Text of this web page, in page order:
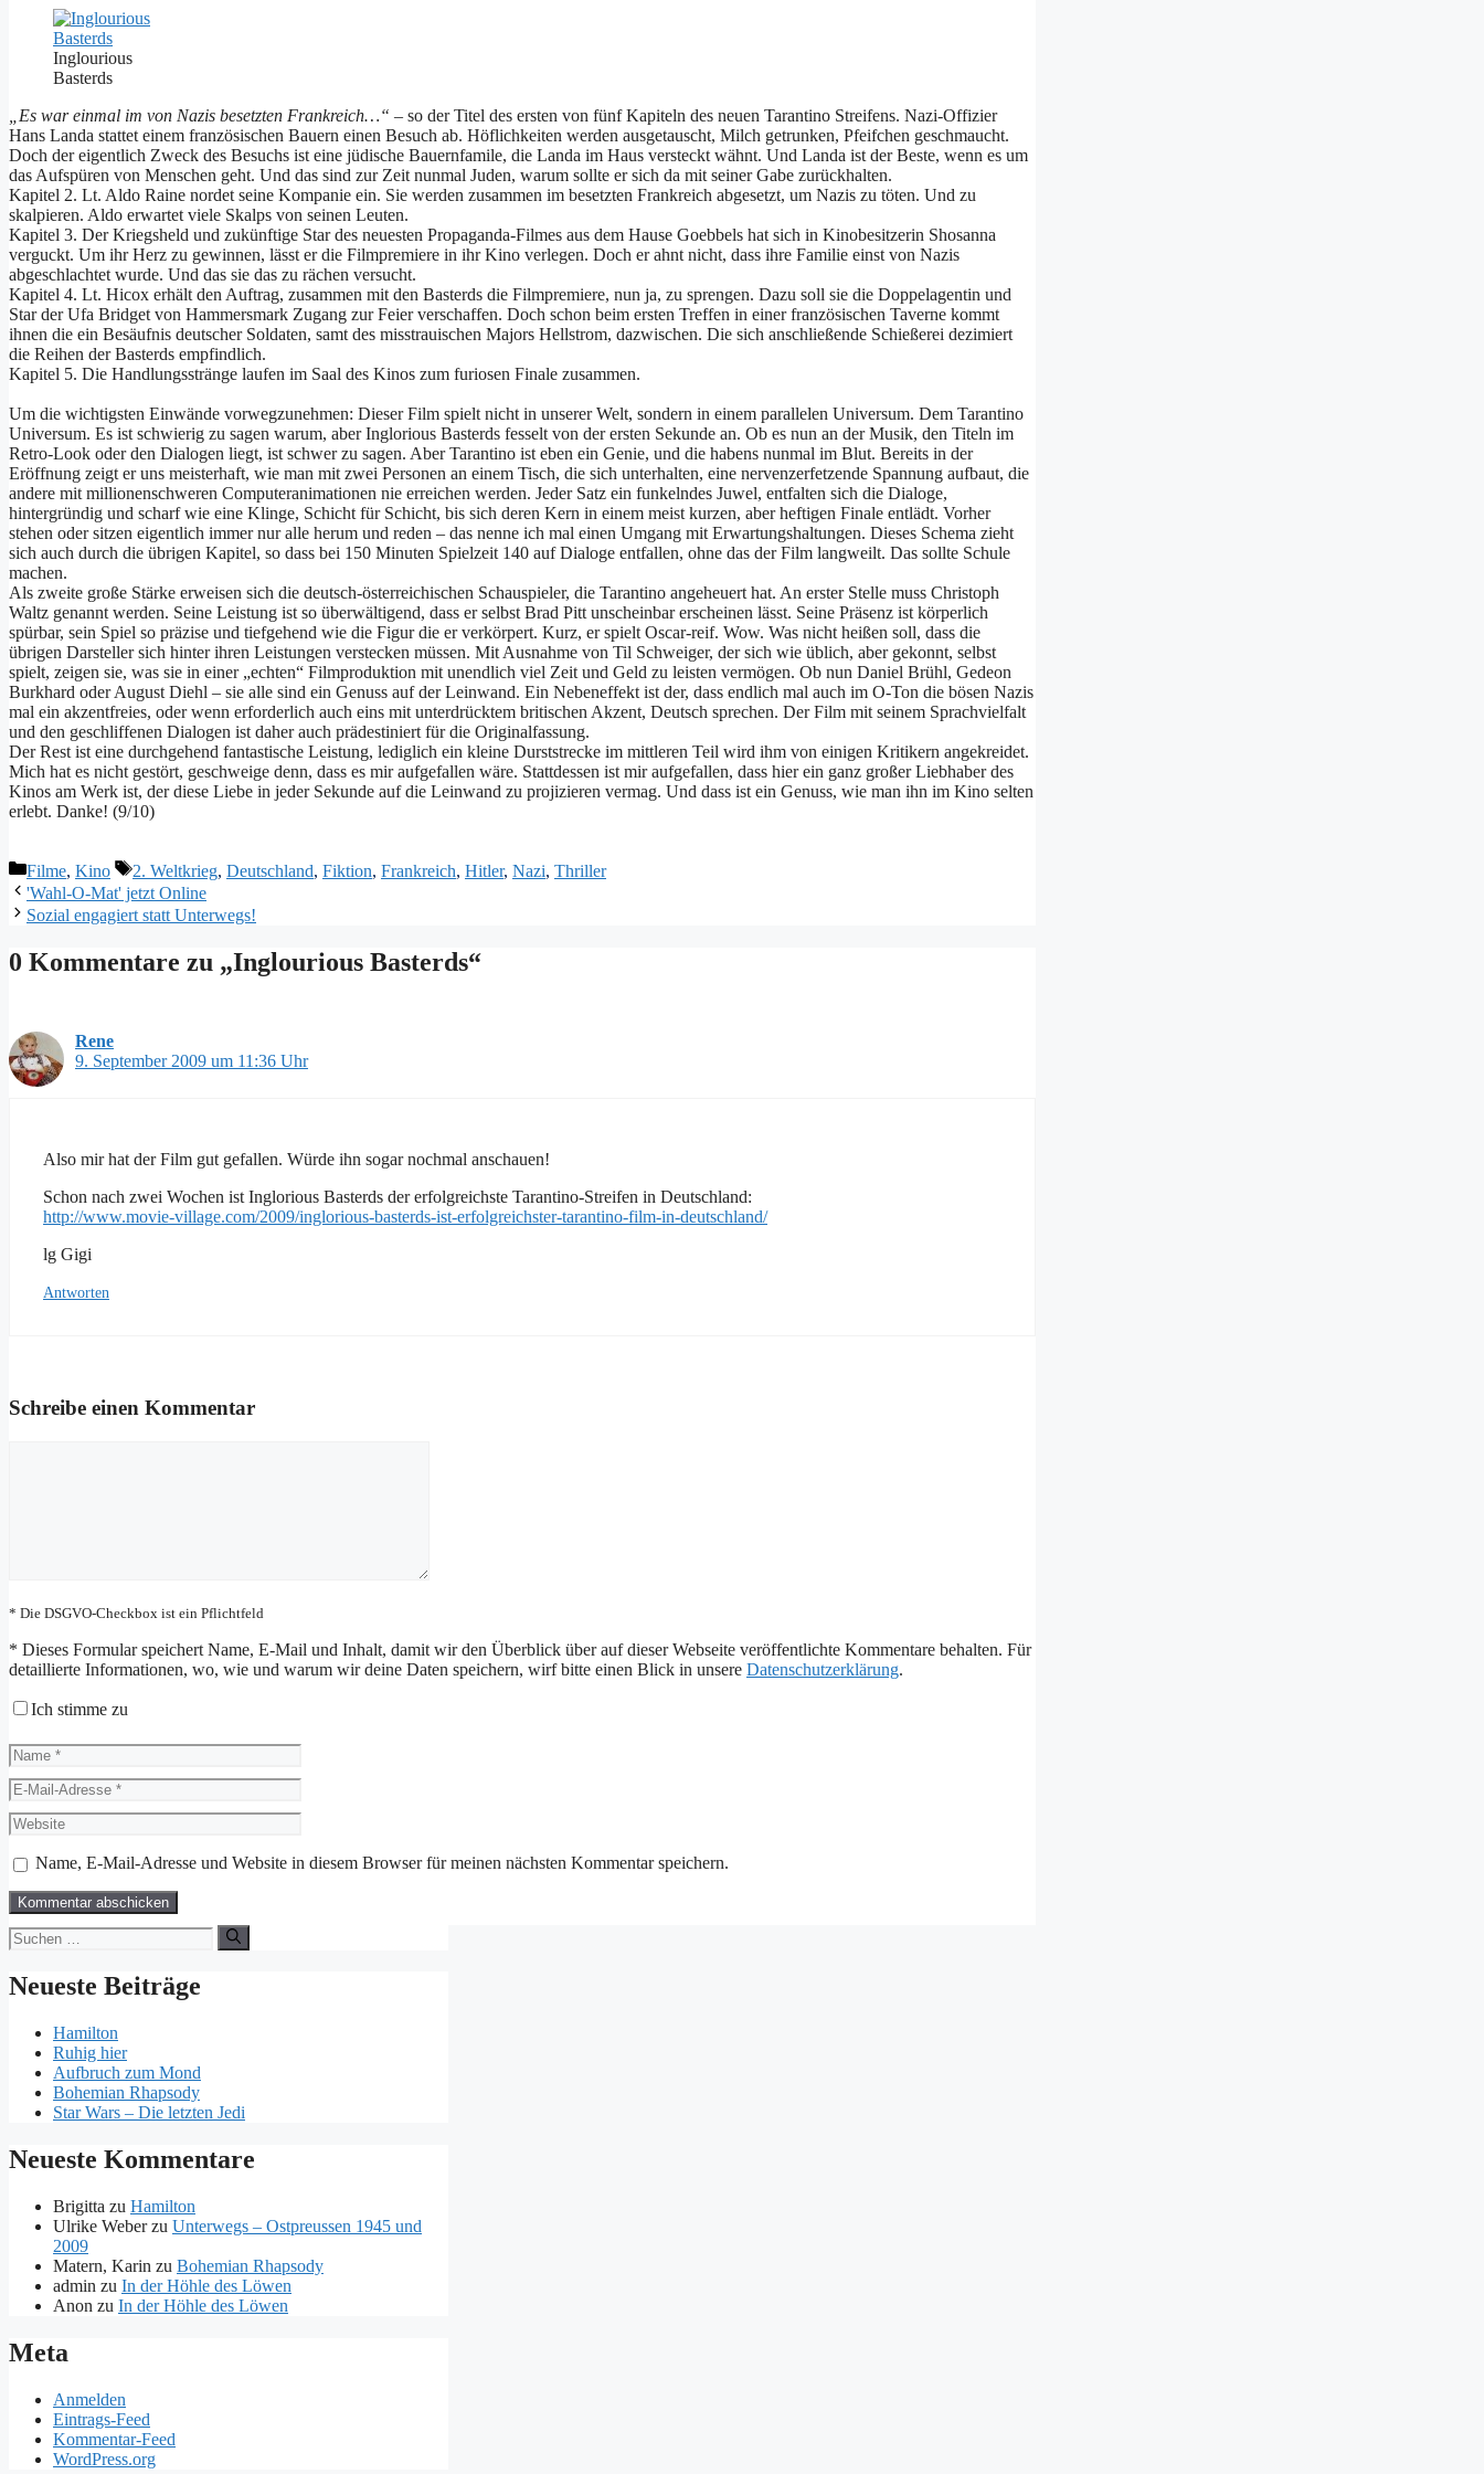
Inglourious
Basterds
„Es war einmal im von Nazis besetzten Frankreich…“ – so der Titel des ersten von fünf Kapiteln des neuen Tarantino Streifens. Nazi-Offizier
Hans Landa stattet einem französischen Bauern einen Besuch ab. Höflichkeiten werden ausgetauscht, Milch getrunken, Pfeifchen geschmaucht.
Doch der eigentlich Zweck des Besuchs ist eine jüdische Bauernfamile, die Landa im Haus versteckt wähnt. Und Landa ist der Beste, wenn es um
das Aufspüren von Menschen geht. Und das sind zur Zeit nunmal Juden, warum sollte er sich da mit seiner Gabe zurückhalten.
Kapitel 2. Lt. Aldo Raine nordet seine Kompanie ein. Sie werden zusammen im besetzten Frankreich abgesetzt, um Nazis zu töten. Und zu
skalpieren. Aldo erwartet viele Skalps von seinen Leuten.
Kapitel 3. Der Kriegsheld und zukünftige Star des neuesten Propaganda-Filmes aus dem Hause Goebbels hat sich in Kinobesitzerin Shosanna
verguckt. Um ihr Herz zu gewinnen, lässt er die Filmpremiere in ihr Kino verlegen. Doch er ahnt nicht, dass ihre Familie einst von Nazis
abgeschlachtet wurde. Und das sie das zu rächen versucht.
Kapitel 4. Lt. Hicox erhält den Auftrag, zusammen mit den Basterds die Filmpremiere, nun ja, zu sprengen. Dazu soll sie die Doppelagentin und
Star der Ufa Bridget von Hammersmark Zugang zur Feier verschaffen. Doch schon beim ersten Treffen in einer französischen Taverne kommt
ihnen die ein Besäufnis deutscher Soldaten, samt des misstrauischen Majors Hellstrom, dazwischen. Die sich anschließende Schießerei dezimiert
die Reihen der Basterds empfindlich.
Kapitel 5. Die Handlungsstränge laufen im Saal des Kinos zum furiosen Finale zusammen.
Um die wichtigsten Einwände vorwegzunehmen: Dieser Film spielt nicht in unserer Welt, sondern in einem parallelen Universum. Dem Tarantino
Universum. Es ist schwierig zu sagen warum, aber Inglorious Basterds fesselt von der ersten Sekunde an. Ob es nun an der Musik, den Titeln im
Retro-Look oder den Dialogen liegt, ist schwer zu sagen. Aber Tarantino ist eben ein Genie, und die habens nunmal im Blut. Bereits in der
Eröffnung zeigt er uns meisterhaft, wie man mit zwei Personen an einem Tisch, die sich unterhalten, eine nervenzerfetzende Spannung aufbaut, die
andere mit millionenschweren Computeranimationen nie erreichen werden. Jeder Satz ein funkelndes Juwel, entfalten sich die Dialoge,
hintergründig und scharf wie eine Klinge, Schicht für Schicht, bis sich deren Kern in einem meist kurzen, aber heftigen Finale entlädt. Vorher
stehen oder sitzen eigentlich immer nur alle herum und reden – das nenne ich mal einen Umgang mit Erwartungshaltungen. Dieses Schema zieht
sich auch durch die übrigen Kapitel, so dass bei 150 Minuten Spielzeit 140 auf Dialoge entfallen, ohne das der Film langweilt. Das sollte Schule
machen.
Als zweite große Stärke erweisen sich die deutsch-österreichischen Schauspieler, die Tarantino angeheuert hat. An erster Stelle muss Christoph
Waltz genannt werden. Seine Leistung ist so überwältigend, dass er selbst Brad Pitt unscheinbar erscheinen lässt. Seine Präsenz ist körperlich
spürbar, sein Spiel so präzise und tiefgehend wie die Figur die er verkörpert. Kurz, er spielt Oscar-reif. Wow. Was nicht heißen soll, dass die
übrigen Darsteller sich hinter ihren Leistungen verstecken müssen. Mit Ausnahme von Til Schweiger, der sich wie üblich, aber gekonnt, selbst
spielt, zeigen sie, was sie in einer „echten“ Filmproduktion mit unendlich viel Zeit und Geld zu leisten vermögen. Ob nun Daniel Brühl, Gedeon
Burkhard oder August Diehl – sie alle sind ein Genuss auf der Leinwand. Ein Nebeneffekt ist der, dass endlich mal auch im O-Ton die bösen Nazis
mal ein akzentfreies, oder wenn erforderlich auch eins mit unterdrücktem britischen Akzent, Deutsch sprechen. Der Film mit seinem Sprachvielfalt
und den geschliffenen Dialogen ist daher auch prädestiniert für die Originalfassung.
Der Rest ist eine durchgehend fantastische Leistung, lediglich ein kleine Durststrecke im mittleren Teil wird ihm von einigen Kritikern angekreidet.
Mich hat es nicht gestört, geschweige denn, dass es mir aufgefallen wäre. Stattdessen ist mir aufgefallen, dass hier ein ganz großer Liebhaber des
Kinos am Werk ist, der diese Liebe in jeder Sekunde auf die Leinwand zu projizieren vermag. Und dass ist ein Genuss, wie man ihn im Kino selten
erlebt. Danke! (9/10)
Kategorien
Filme, Kino Schlagwörter
2. Weltkrieg, Deutschland, Fiktion, Frankreich, Hitler, Nazi, Thriller
'Wahl-O-Mat' jetzt Online
Sozial engagiert statt Unterwegs!
0 Kommentare zu „Inglourious Basterds“
Rene
9. September 2009 um 11:36 Uhr
Also mir hat der Film gut gefallen. Würde ihn sogar nochmal anschauen!
Schon nach zwei Wochen ist Inglorious Basterds der erfolgreichste Tarantino-Streifen in Deutschland:
http://www.movie-village.com/2009/inglorious-basterds-ist-erfolgreichster-tarantino-film-in-deutschland/
lg Gigi
Antworten
Schreibe einen Kommentar
* Die DSGVO-Checkbox ist ein Pflichtfeld
* Dieses Formular speichert Name, E-Mail und Inhalt, damit wir den Überblick über auf dieser Webseite veröffentlichte Kommentare behalten. Für
detaillierte Informationen, wo, wie und warum wir deine Daten speichern, wirf bitte einen Blick in unsere Datenschutzerklärung.
Ich stimme zu
Name
E-
Mail-
Adresse
Website
Name, E-Mail-Adresse und Website in diesem Browser für meinen nächsten Kommentar speichern.
Suchen
nach:
Neueste Beiträge
Hamilton
Ruhig hier
Aufbruch zum Mond
Bohemian Rhapsody
Star Wars – Die letzten Jedi
Neueste Kommentare
Brigitta zu Hamilton
Ulrike Weberzu Unterwegs – Ostpreussen 1945 und
2009
Matern, Karin zu Bohemian Rhapsody
admin zu In der Höhle des Löwen
Anon zu In der Höhle des Löwen
Meta
Anmelden
Eintrags-Feed
Kommentar-Feed
WordPress.org